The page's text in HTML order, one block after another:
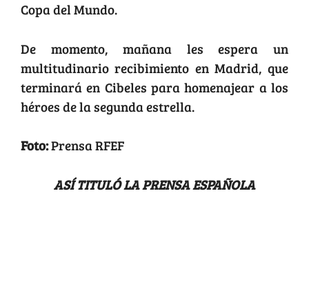
Copa del Mundo.
De momento, mañana les espera un
multitudinario recibimiento en Madrid, que
terminará en Cibeles para homenajear a los
héroes de la segunda estrella.
Foto:Prensa RFEF
ASÍ TITULÓ LA PRENSA ESPAÑOLA